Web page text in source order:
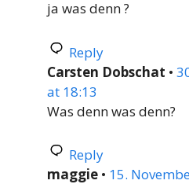
ja was denn ?
Reply
Carsten Dobschat •
at 18:13
Was denn was denn?
Reply
maggie • 15.